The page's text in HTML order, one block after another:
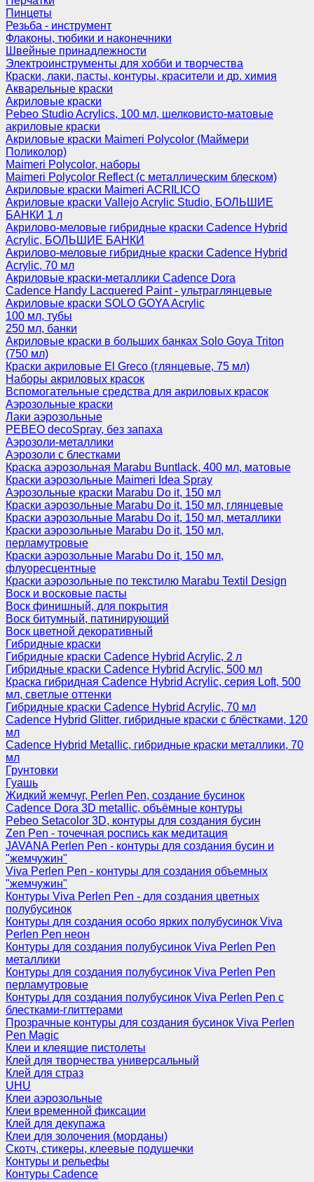
Пинцеты
Резьба - инструмент
Флаконы, тюбики и наконечники
Швейные принадлежности
Электроинструменты для хобби и творчества
Краски, лаки, пасты, контуры, красители и др. химия
Акварельные краски
Акриловые краски
Pebeo Studio Acrylics, 100 мл, шелковисто-матовые
акриловые краски
Акриловые краски Maimeri Polycolor (Маймери
Поликолор)
Maimeri Polycolor, наборы
Maimeri Polycolor Reflect (с металлическим блеском)
Акриловые краски Maimeri ACRILICO
Акриловые краски Vallejo Acrylic Studio, БОЛЬШИЕ
БАНКИ 1 л
Акрилово-меловые гибридные краски Cadence Hybrid
Acrylic, БОЛЬШИЕ БАНКИ
Акрилово-меловые гибридные краски Cadence Hybrid
Acrylic, 70 мл
Акриловые краски-металлики Cadence Dora
Cadence Handy Lacquered Paint - ультраглянцевые
Акриловые краски SOLO GOYA Acrylic
100 мл, тубы
250 мл, банки
Акриловые краски в больших банках Solo Goya Triton
(750 мл)
Краски акриловые El Greco (глянцевые, 75 мл)
Наборы акриловых красок
Вспомогательные средства для акриловых красок
Аэрозольные краски
Лаки аэрозольные
PEBEO decoSpray, без запаха
Аэрозоли-металлики
Аэрозоли с блестками
Краска аэрозольная Marabu Buntlack, 400 мл, матовые
Краски аэрозольные Maimeri Idea Spray
Аэрозольные краски Marabu Do it, 150 мл
Краски аэрозольные Marabu Do it, 150 мл, глянцевые
Краски аэрозольные Marabu Do it, 150 мл, металлики
Краски аэрозольные Marabu Do it, 150 мл,
перламутровые
Краски аэрозольные Marabu Do it, 150 мл,
флуоресцентные
Краски аэрозольные по текстилю Marabu Textil Design
Воск и восковые пасты
Воск финишный, для покрытия
Воск битумный, патинирующий
Воск цветной декоративный
Гибридные краски
Гибридные краски Cadence Hybrid Acrylic, 2 л
Гибридные краски Cadence Hybrid Acrylic, 500 мл
Краска гибридная Cadence Hybrid Acrylic, серия Loft, 500
мл, светлые оттенки
Гибридные краски Cadence Hybrid Acrylic, 70 мл
Cadence Hybrid Glitter, гибридные краски с блёстками, 120
мл
Cadence Hybrid Metallic, гибридные краски металлики, 70
мл
Грунтовки
Гуашь
Жидкий жемчуг, Perlen Pen, создание бусинок
Cadence Dora 3D metallic, объёмные контуры
Pebeo Setacolor 3D, контуры для создания бусин
Zen Pen - точечная роспись как медитация
JAVANA Perlen Pen - контуры для создания бусин и
"жемчужин"
Viva Perlen Pen - контуры для создания объемных
"жемчужин"
Контуры Viva Perlen Pen - для создания цветных
полубусинок
Контуры для создания особо ярких полубусинок Viva
Perlen Pen неон
Контуры для создания полубусинок Viva Perlen Pen
металлики
Контуры для создания полубусинок Viva Perlen Pen
перламутровые
Контуры для создания полубусинок Viva Perlen Pen с
блестками-глиттерами
Прозрачные контуры для создания бусинок Viva Perlen
Pen Magic
Клеи и клеящие пистолеты
Клей для творчества универсальный
Клей для страз
UHU
Клеи аэрозольные
Клеи временной фиксации
Клей для декупажа
Клеи для золочения (морданы)
Скотч, стикеры, клеевые подушечки
Контуры и рельефы
Контуры Cadence